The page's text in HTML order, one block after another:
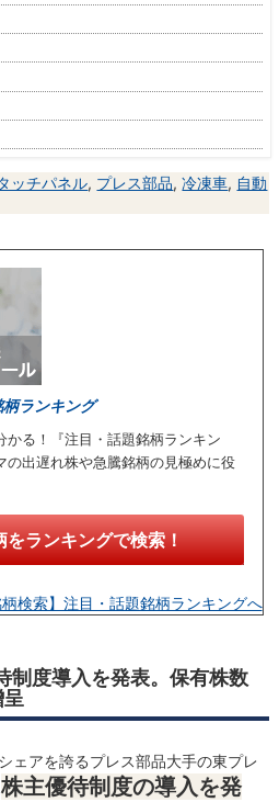
ッチパネル, プレス部品,冷凍車, 自動
柄ランキング
かる！『注目・話題銘柄ランキン
の出遅れ株や急騰銘柄の見極めに役
をランキングで検索！
柄検索】注目・話題銘柄ランキングへ
度導入を発表。保有株数
ェアを誇るプレス部品大手の東プレ
株主優待制度の導入を発